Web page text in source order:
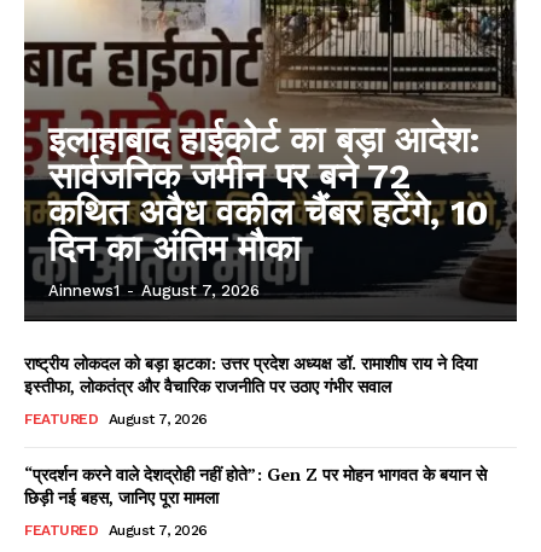
इलाहाबाद हाईकोर्ट का बड़ा आदेश:
सार्वजनिक जमीन पर बने 72
कथित अवैध वकील चैंबर हटेंगे, 10
दिन का अंतिम मौका
Ainnews1 - August 7, 2026
राष्ट्रीय लोकदल को बड़ा झटका: उत्तर प्रदेश अध्यक्ष डॉ. रामाशीष राय ने दिया
इस्तीफा, लोकतंत्र और वैचारिक राजनीति पर उठाए गंभीर सवाल
FEATURED August 7, 2026
“प्रदर्शन करने वाले देशद्रोही नहीं होते”: Gen Z पर मोहन भागवत के बयान से
छिड़ी नई बहस, जानिए पूरा मामला
FEATURED August 7, 2026